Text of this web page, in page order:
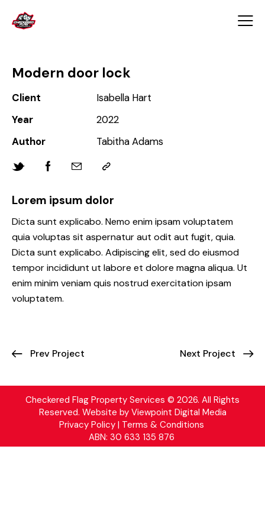
Modern door lock
Client
Isabella Hart
Year
2022
Author
Tabitha Adams
Lorem ipsum dolor
Dicta sunt explicabo. Nemo enim ipsam voluptatem
quia voluptas sit aspernatur aut odit aut fugit, quia.
Dicta sunt explicabo. Adipiscing elit, sed do eiusmod
tempor incididunt ut labore et dolore magna aliqua. Ut
enim minim veniam quis nostrud exercitation ipsam
voluptatem.
Prev Project Next Project
Checkered Flag Property Services © 2026. All Rights
Reserved. Website by Viewpoint Digital Media
Privacy Policy | Terms & Conditions
ABN: 30 633 135 876